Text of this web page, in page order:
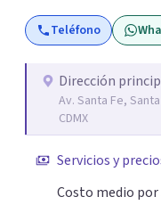
promotora de
vida más
para explorar tus
mayor claridad,
Teléfono
Dirección
Av. Santa Fe,
CDMX
Servicios y
Costo medio por